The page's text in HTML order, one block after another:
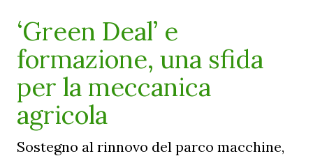
‘Green Deal’ e
formazione, una sfida
per la meccanica
agricola
Sostegno al rinnovo del parco macchine,